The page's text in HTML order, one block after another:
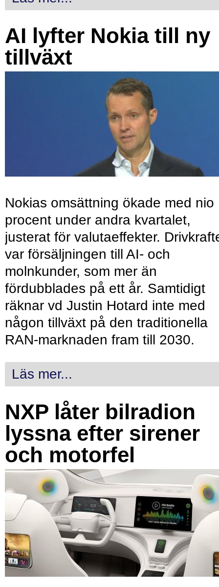
AI lyfter Nokia till ny
tillväxt
Nokias omsättning ökade med nio
procent under andra kvartalet,
justerat för valutaeffekter.
var försäljningen till AI- och
molnkunder, som mer än
fördubblades på ett år. Samtidigt
räknar vd Justin Hotard inte med
någon tillväxt på den traditionella
RAN-marknaden fram till 2030.
Läs mer...
NXP låter bilradion
lyssna efter sirener
och motorfel